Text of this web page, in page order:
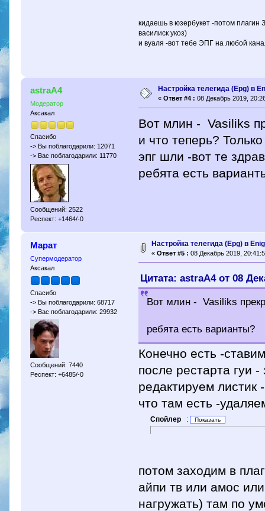
кидаешь в юзербукет -потом плагин
василиск укоз)
и вуаля -вот тебе ЭПГ на любой
astraA4
Модератор
Аксакал
Спасибо
-> Вы поблагодарили: 12071
-> Вас поблагодарили: 11770
Сообщений: 2522
Респект: +1464/-0
Настройка телегида (Epg) в
« Ответ #4 : 08 Декабрь 2019,
Вот млин - Vasiliks
и что теперь?
эпг шли -вот те
ребята есть
Марат
Супермодератор
Аксакал
Спасибо
-> Вы поблагодарили: 68717
-> Вас поблагодарили: 29932
Сообщений: 7440
Респект: +6485/-0
Настройка телегида (Epg) в
« Ответ #5 : 08 Декабрь 2019,
Цитата: astraA4 от 08
Вот млин - Vasiliks
ребята есть варианты?
Конечно есть -
после рестарта гуи
редактируем листик
что там есть -
Спойлер :
потом заходим в
айпи тв или амос
нагружать) там по